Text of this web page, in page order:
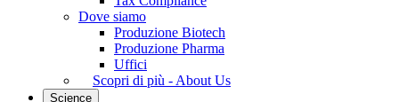
Dove siamo
Produzione Biotech
Produzione Pharma
Uffici
Scopri di più - About Us
Science